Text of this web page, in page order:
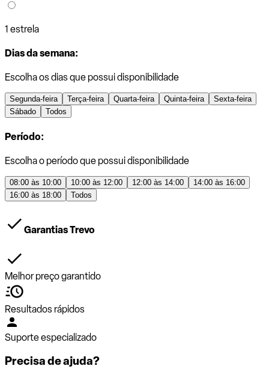
1 estrela
Dias da semana:
Escolha os dias que possui disponibilidade
Segunda-feira Terça-feira Quarta-feira Quinta-feira
Sexta-feira
Sábado
Todos
Período:
Escolha o período que possui disponibilidade
08:00 às 10:00 10:00 às 12:00 12:00 às 14:00
14:00 às 16:00
16:00 às 18:00
Todos
Garantias Trevo
Melhor preço garantido
Resultados rápidos
Suporte especializado
Precisa de ajuda?